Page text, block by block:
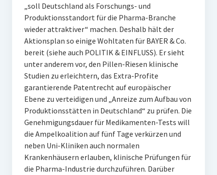
„soll Deutschland als Forschungs- und
Produktionsstandort für die Pharma-Branche
wieder attraktiver“ machen. Deshalb hält der
Aktionsplan so einige Wohltaten für BAYER & Co.
bereit (siehe auch POLITIK & EINFLUSS). Er sieht
unter anderem vor, den Pillen-Riesen klinische
Studien zu erleichtern, das Extra-Profite
garantierende Patentrecht auf europäischer
Ebene zu verteidigen und „Anreize zum Aufbau von
Produktionsstätten in Deutschland“ zu prüfen. Die
Genehmigungsdauer für Medikamenten-Tests will
die Ampelkoalition auf fünf Tage verkürzen und
neben Uni-Kliniken auch normalen
Krankenhäusern erlauben, klinische Prüfungen für
die Pharma-Industrie durchzuführen. Darüber